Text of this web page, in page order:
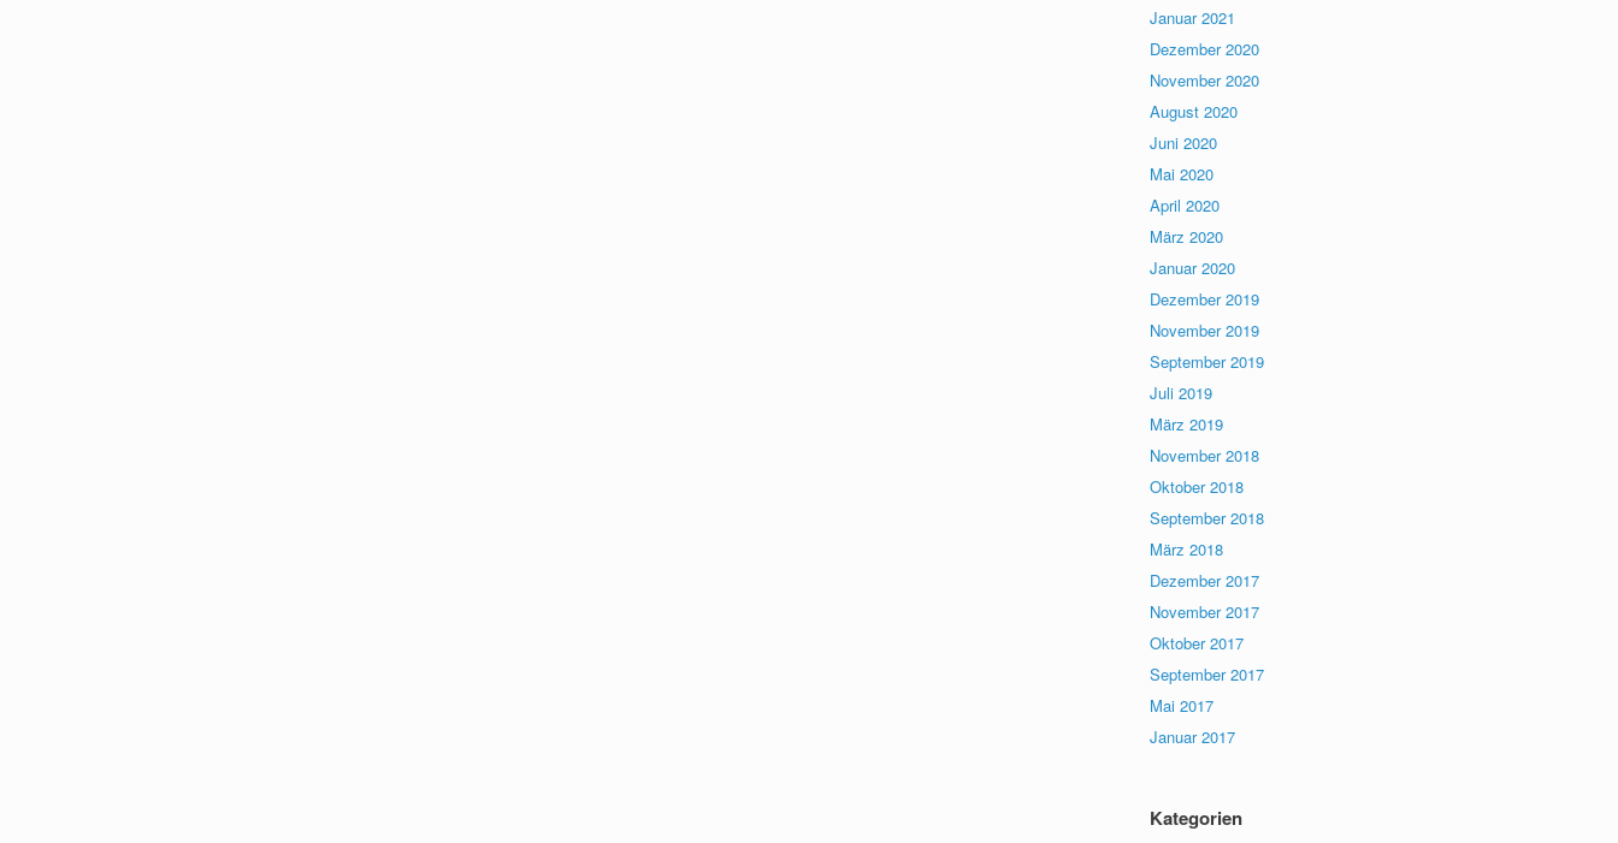
Januar 2021
Dezember 2020
November 2020
August 2020
Juni 2020
Mai 2020
April 2020
März 2020
Januar 2020
Dezember 2019
November 2019
September 2019
Juli 2019
März 2019
November 2018
Oktober 2018
September 2018
März 2018
Dezember 2017
November 2017
Oktober 2017
September 2017
Mai 2017
Januar 2017
Kategorien